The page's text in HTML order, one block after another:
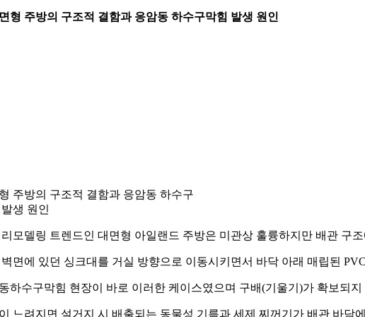
형 주방의 구조적 결함과 응암동 하수구막힘 발생 원인
주방의 구조적 결함과 응암동 하수구
생 원인
모델링 트렌드인 대면형 아일랜드 주방은 미관상 훌륭하지만 배관 구
면에 있던 싱크대를 거실 방향으로 이동시키면서 바닥 아래 매립된
하수구막힘 현장이 바로 이러한 케이스였으며 구배(기울기)가 확보되
느려지면 설거지 시 배출되는 동물성 기름과 세제 찌꺼기가 배관 바닥